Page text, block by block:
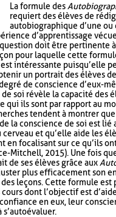
La formule des
requiert des élèves de
autobiographique d’une ou
d’apprentissage
doit être pertinente
pour laquelle cette
intéressante puisqu’elle
un portrait des élèves
de conscience d’eux-
soi révèle la capacité des
qui ils sont par rapport au
tendent à montrer
la conscience de soi est lié
et qu’elle aide les
en focalisant sur ce qu’ils
Mitchell, 2015). Une fois
de ses élèves grâce aux
plus efficacement son
leçons. Cette formule
dont l’objectif est
en eux, leur